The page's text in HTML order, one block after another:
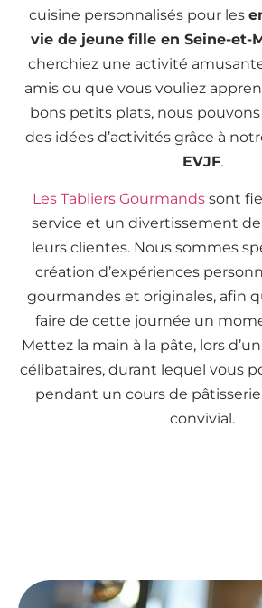
cuisine personnalisés pour les
vie de jeune fille en Seine-et-
cherchiez une activité
amis ou que vous vouliez
bons petits plats, nous
des idées d’activités grâce à
EVJF.
Les Tabliers Gourmandssont
service et un divertissement
leurs clientes. Nous sommes
création d’expériences
gourmandes et originales, afin
faire de cette journée un
Mettez la main à la pâte, lors
célibataires, durant lequel vous
pendant un cours de
convivial.